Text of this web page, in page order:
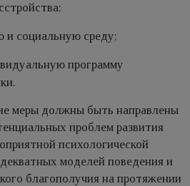
и социальную среду;
программу
меры должны быть направлены
проблем развития
психологической
моделей поведения и
благополучия на протяжении